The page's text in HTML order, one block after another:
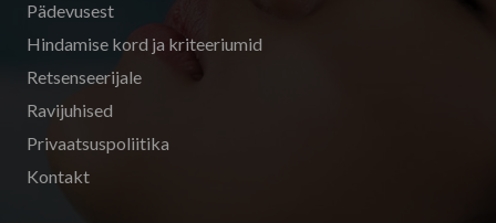
Pädevusest
Hindamise kord ja kriteeriumid
Retsenseerijale
Ravijuhised
Privaatsuspoliitika
Kontakt